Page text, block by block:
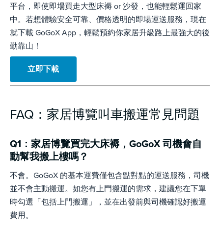
平台，即使即場買走大型床褥 or 沙發，也能輕鬆運回家
中。若想體驗安全可靠、價格透明的即場運送服務，現在
就下載 GoGoX App，輕鬆預約你家居升級路上最強大的後
勤靠山！
立即下載
FAQ：家居博覽叫車搬運常見問題
Q1：家居博覽買完大床褥，GoGoX 司機會自
動幫我搬上樓嗎？
不會。GoGoX 的基本運費僅包含點對點的運送服務，司機
並不會主動搬運。如您有上門搬運的需求，建議您在下單
時勾選「包括上門搬運」，並在出發前與司機確認好搬運
費用。